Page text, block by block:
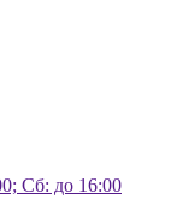
Сб: до 16:00